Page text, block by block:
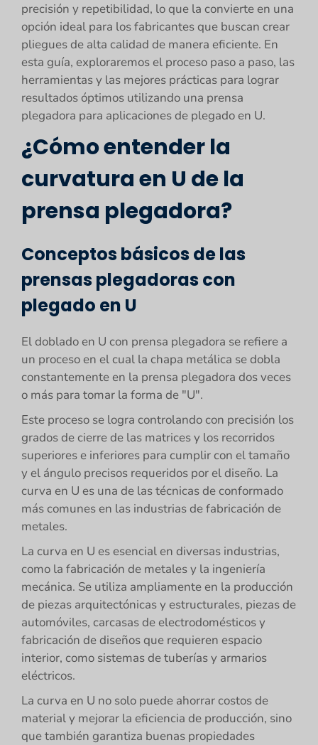
precisión y repetibilidad, lo que la convierte en una
opción ideal para los fabricantes que buscan crear
pliegues de alta calidad de manera eficiente. En
esta guía, exploraremos el proceso paso a paso, las
herramientas y las mejores prácticas para lograr
resultados óptimos utilizando una prensa
plegadora para aplicaciones de plegado en U.
¿Cómo entender la
curvatura en U de la
prensa plegadora?
Conceptos básicos de las
prensas plegadoras con
plegado en U
El doblado en U con prensa plegadora se refiere a
un proceso en el cual la chapa metálica se dobla
constantemente en la prensa plegadora dos veces
o más para tomar la forma de "U".
Este proceso se logra controlando con precisión los
grados de cierre de las matrices y los recorridos
superiores e inferiores para cumplir con el tamaño
y el ángulo precisos requeridos por el diseño. La
curva en U es una de las técnicas de conformado
más comunes en las industrias de fabricación de
metales.
La curva en U es esencial en diversas industrias,
como la fabricación de metales y la ingeniería
mecánica. Se utiliza ampliamente en la producción
de piezas arquitectónicas y estructurales, piezas de
automóviles, carcasas de electrodomésticos y
fabricación de diseños que requieren espacio
interior, como sistemas de tuberías y armarios
eléctricos.
La curva en U no solo puede ahorrar costos de
material y mejorar la eficiencia de producción, sino
que también garantiza buenas propiedades